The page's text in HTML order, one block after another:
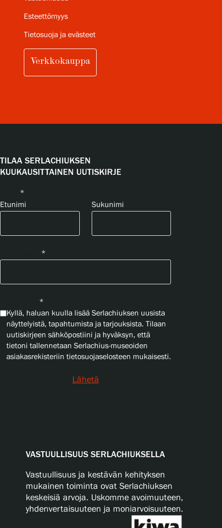
Esteettömyys
Tietosuoja ja evästeet
Verkkokauppa
TILAA SERLACHIUKSEN
KUUKAUSITTAINEN UUTISKIRJE
*
Etunimi
Sukunimi
*
*
Kyllä, haluan kuulla lisää Serlachiuksen uusista
näyttelyistä, tapahtumista ja tarjouksista. Tilaan
uutiskirjeen sähköpostiini ja hyväksyn, että
tietoni tallennetaan Serlachius-museoiden
asiakasrekisteriin tietosuojaselosteen mukaisesti.
Lähetä
VASTUULLISUUS SERLACHIUKSELLA
Vastuullisuus ja kestävän kehityksen
mukainen toiminta ovat Serlachiuksen
keskeisiä arvoja. Uskomme avoimuuteen,
yhdenvertaisuuteen ja moniarvoisuuteen.